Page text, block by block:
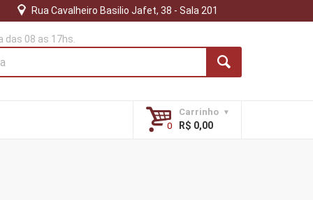
Rua Cavalheiro Basilio Jafet, 38 - Sala 201
08 as 17hs.
Carrinho
R$ 0,00